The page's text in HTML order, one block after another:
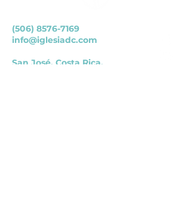
(506) 8576-7169
info@iglesiadc.com
San José, Costa Rica.